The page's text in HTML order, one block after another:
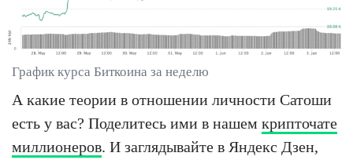
График курса Биткоина за неделю
А какие теории в отношении личности Сатоши
есть у вас? Поделитесь ими в нашем крипточате
миллионеров. И заглядывайте в Яндекс Дзен,